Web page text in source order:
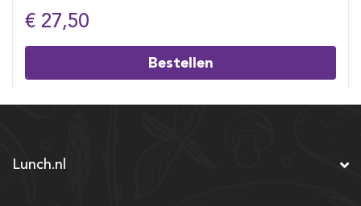
€ 27,50
Bestellen
Lunch.nl